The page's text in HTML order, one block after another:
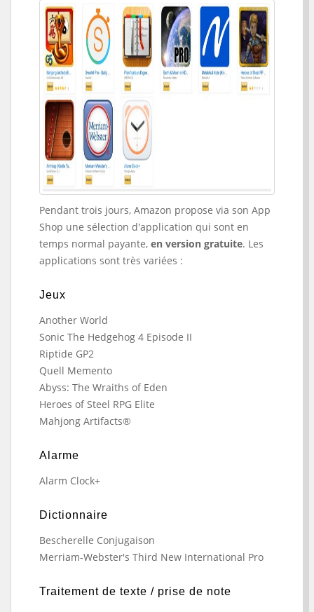
Pendant trois jours, Amazon propose via son App
Shop une sélection d'application qui sont en
temps normal payante, en version gratuite. Les
applications sont très variées :
Jeux
Another World
Sonic The Hedgehog 4 Episode II
Riptide GP2
Quell Memento
Abyss: The Wraiths of Eden
Heroes of Steel RPG Elite
Mahjong Artifacts®
Alarme
Alarm Clock+
Dictionnaire
Bescherelle Conjugaison
Merriam-Webster's Third New International Pro
Traitement de texte / prise de note